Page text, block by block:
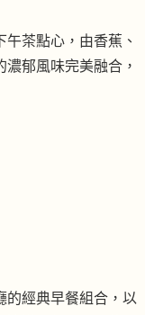
茶點心，由香蕉、
郁風味完美融合，
的經典早餐組合，以